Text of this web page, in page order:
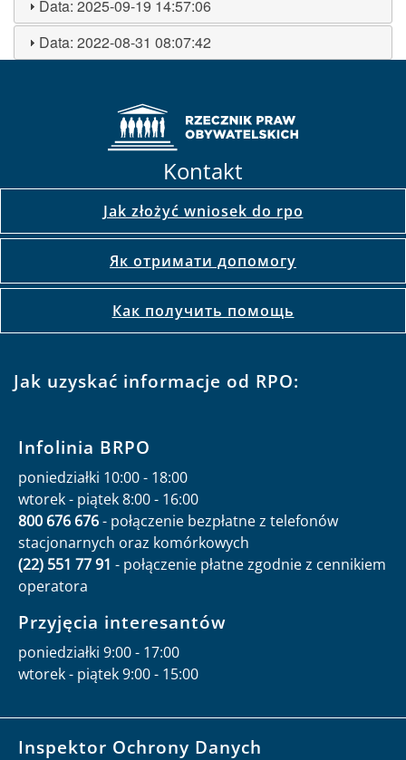
Data:2025-09-19 14:57:06
Data:2022-08-31 08:07:42
Kontakt
Jak złożyć wniosek do rpo
Як отримати допомогу
Как получить помощь
Jak uzyskać informacje od RPO:
Infolinia BRPO
poniedziałki 10:00 - 18:00
wtorek - piątek 8:00 - 16:00
800 676 676- połączenie bezpłatne z telefonów
stacjonarnych oraz komórkowych
(22) 551 77 91 - połączenie płatne zgodnie z cennikiem
operatora
Przyjęcia interesantów
poniedziałki 9:00 - 17:00
wtorek - piątek 9:00 - 15:00
Inspektor Ochrony Danych